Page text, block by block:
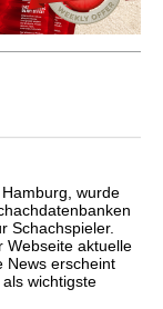
wurde
Schachspieler.
Webseite aktuelle
News erscheint
wichtigste